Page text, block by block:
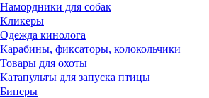
Намордники для собак
Кликеры
Одежда кинолога
Карабины, фиксаторы, колокольчики
Товары для охоты
Катапульты для запуска птицы
Биперы